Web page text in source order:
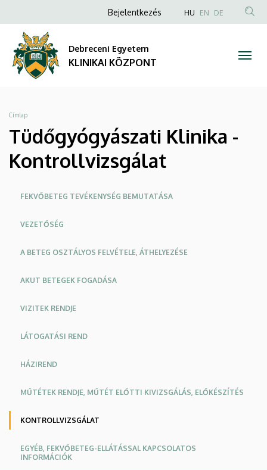
Tüdőgyógyászati
Klinika
Kontrollvizsgálat
KLINIKAI
KÖZPONT
a
tartalomra
Anonim
fiók
menüje
Bejelentkezés HU EN DE
Debreceni Egyetem
KLINIKAI KÖZPONT
Morzsa
Címlap
Tüdőgyógyászati Klinika -
Kontrollvizsgálat
Oldalmenü
FEKVŐBETEG TEVÉKENYSÉG BEMUTATÁSA
VEZETŐSÉG
A BETEG OSZTÁLYOS FELVÉTELE, ÁTHELYEZÉSE
AKUT BETEGEK FOGADÁSA
VIZITEK RENDJE
LÁTOGATÁSI REND
HÁZIREND
MŰTÉTEK RENDJE, MŰTÉT ELŐTTI KIVIZSGÁLÁS, ELŐKÉSZÍTÉS
KONTROLLVIZSGÁLAT
EGYÉB, FEKVŐBETEG-ELLÁTÁSSAL KAPCSOLATOS
INFORMÁCIÓK